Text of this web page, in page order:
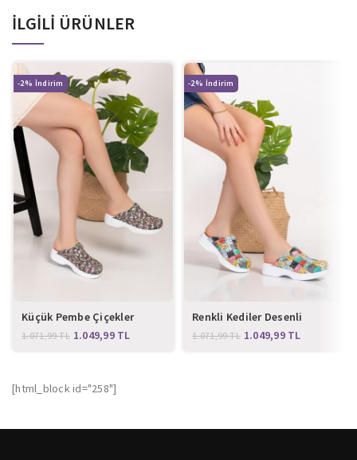
İLGILI ÜRÜNLER
-2%
Küçük Pembe Çiçekler
Desenli Klasik Sabo Terlik
1.071,99TL 1.049,99 TL
-2%
Renkli Kediler Desenli
Klasik Sabo Terlik
1.071,99TL 1.049,99 TL
[html_block id="258"]